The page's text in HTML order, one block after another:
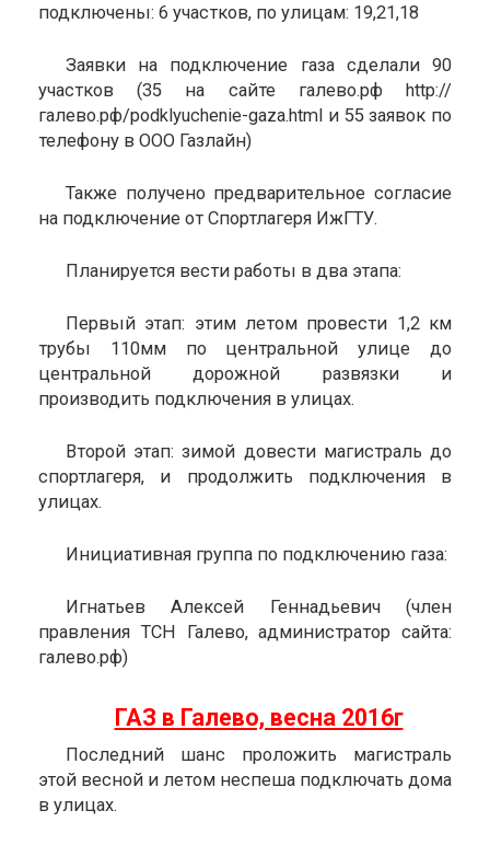
подключены: 6 участков, по улицам: 19,21,18
Заявки на подключение газа сделали 90
участков (35 на сайте галево.рф http://
галево.рф/podklyuchenie-gaza.html и 55 заявок по
телефону в ООО Газлайн)
Также получено предварительное согласие
на подключение от Спортлагеря ИжГТУ.
Планируется вести работы в два этапа:
Первый этап: этим летом провести 1,2 км
трубы 110мм по центральной улице до
центральной дорожной развязки и
производить подключения в улицах.
Второй этап: зимой довести магистраль до
спортлагеря, и продолжить подключения в
улицах.
Инициативная группа по подключению газа:
Игнатьев Алексей Геннадьевич (член
правления ТСН Галево, администратор сайта:
галево.рф)
ГАЗ в Галево, весна 2016г
Последний шанс проложить магистраль
этой весной и летом неспеша подключать дома
в улицах.